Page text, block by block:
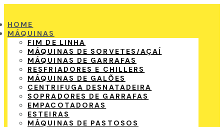
HOME
MÁQUINAS
FIM DE LINHA
MÁQUINAS DE SORVETES/AÇAÍ
MÁQUINAS DE GARRAFAS
RESFRIADORES E CHILLERS
MÁQUINAS DE GALÕES
CENTRIFUGA DESNATADEIRA
SOPRADORES DE GARRAFAS
EMPACOTADORAS
ESTEIRAS
MÁQUINAS DE PASTOSOS